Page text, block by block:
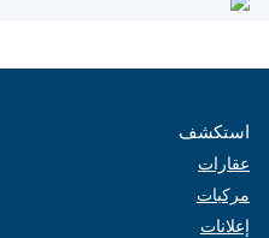
استكشف
عقارات
مركبات
إعلانات